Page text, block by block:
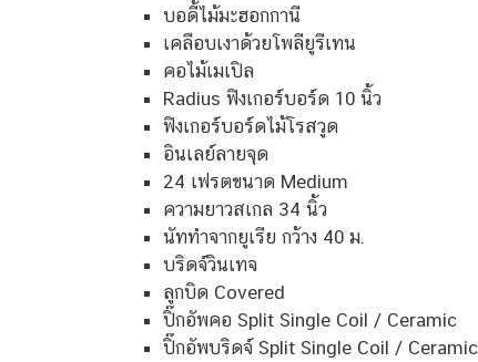
บอดี้ไม้มะฮอกกานี
เคลือบเงาด้วยโพลียูรีเทน
คอไม้เมเปิล
Radius ฟิงเกอร์บอร์ด 10 นิ้ว
ฟิงเกอร์บอร์ดไม้โรสวูด
อินเลย์ลายจุด
24 เฟรตขนาด Medium
ความยาวสเกล 34 นิ้ว
นัททำจากยูเรีย กว้าง 40 ม.
บริดจ์วินเทจ
ลูกบิด Covered
ปิ๊กอัพคอ Split Single Coil / Ceramic
ปิ๊กอัพบริดจ์ Split Single Coil / Ceramic